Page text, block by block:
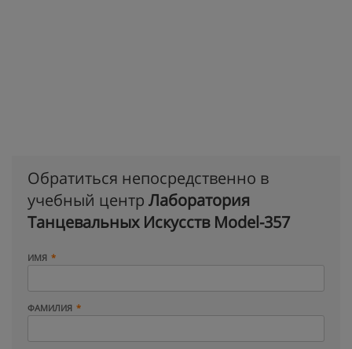
Обратиться непосредственно в
учебный центр Лаборатория
Танцевальных Искусств Model-357
ИМЯ
ФАМИЛИЯ